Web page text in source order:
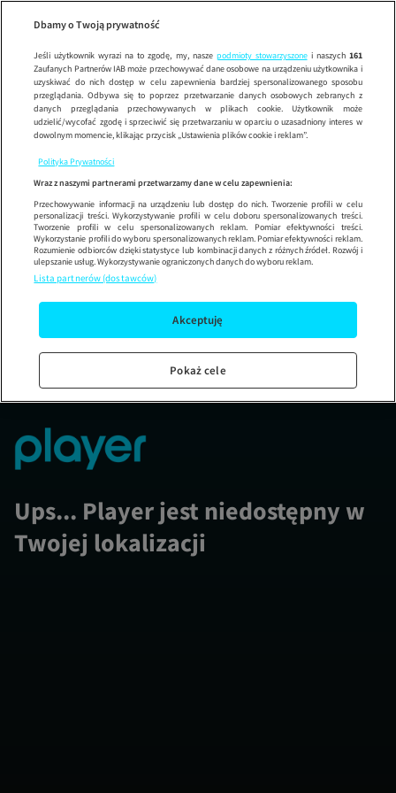
Wypróbuj aplikację mobilną
Korzystaj z łatwiejszej nawigacji i ciesz się szybszym
Ups... Player jest niedostępny w
Twojej lokalizacji
Dbamy o Twoją prywatność
Jeśli użytkownik wyrazi na to zgodę, my, nasze podmioty stowarzyszonei naszych 161
Zaufanych Partnerów IAB może przechowywać dane osobowe na urządzeniu użytkownika i
uzyskiwać do nich dostęp w celu zapewnienia bardziej spersonalizowanego sposobu
przeglądania. Odbywa się to poprzez przetwarzanie danych osobowych zebranych z
danych przeglądania przechowywanych w plikach cookie. Użytkownik może
udzielić/wycofać zgodę i sprzeciwić się przetwarzaniu w oparciu o uzasadniony interes w
dowolnym momencie, klikając przycisk „Ustawienia plików cookie i reklam”.
Polityka Prywatności
Wraz z naszymi partnerami przetwarzamy dane w celu zapewnienia:
Przechowywanie informacji na urządzeniu lub dostęp do nich. Tworzenie profili w celu
personalizacji treści. Wykorzystywanie profili w celu doboru spersonalizowanych treści.
Tworzenie profili w celu spersonalizowanych reklam. Pomiar efektywności treści.
Wykorzystanie profili do wyboru spersonalizowanych reklam. Pomiar efektywności reklam.
Rozumienie odbiorców dzięki statystyce lub kombinacji danych z różnych źródeł. Rozwój i
ulepszanie usług. Wykorzystywanie ograniczonych danych do wyboru reklam.
Lista partnerów (dostawców)
Akceptuję
Pokaż cele